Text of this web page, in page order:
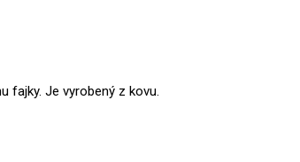
fajky. Je vyrobený z kovu.